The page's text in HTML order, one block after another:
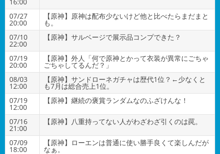
07/27
20:00
【原神】原神は配布少ないけど他と比べたらまだまと
も。
07/10
22:00
【原神】サルベージで展示品コンプできた？
07/19
20:00
【原神】外人「何で原神とかって衣装が異常にごちゃ
ごちゃしてるんだ？」
08/03
12:00
【原神】サンドローネガチャは歴代1位？←少なくと
も7月は総合売上1位。
07/19
12:00
【原神】継続の褒賞ランダムなのふざけんな！
07/16
21:00
【原神】八重持ってない人がわざわざ引くのは罠。
07/09
18:00
【原神】ローエンは普通に使い勝手良くて楽しんだが
なぁ。